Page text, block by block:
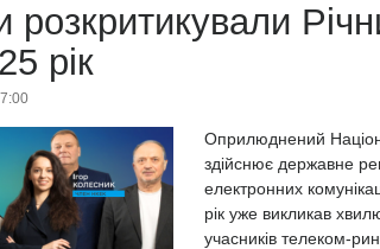
рік
Оприлюднений
здійснює державне
електронних
рік уже викликав
учасників телеком-